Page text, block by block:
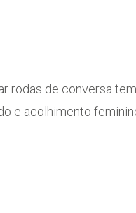
rodas de conversa
e acolhimento